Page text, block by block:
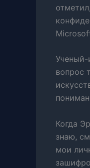
Ученый-
вопрос
Когда
знаю,
мои